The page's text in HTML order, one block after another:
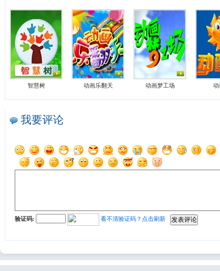
智慧树 动画乐翻天 动画梦工场 动
我要评论
验证码: 看不清验证码？点击刷新